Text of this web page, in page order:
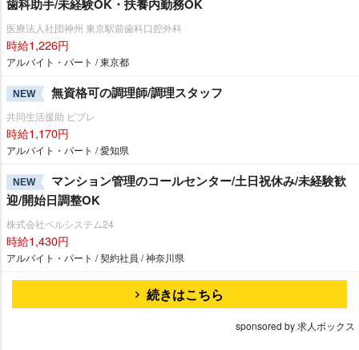
歯科助手/未経験OK・扶養内勤務OK
医療法人社団神州 東京駅前歯科口腔外科
時給1,226円
アルバイト・パート / 東京都
NEW 無資格可の調理師/調理スタッフ
共同生活援助 ビブレ
時給1,170円
アルバイト・パート / 愛知県
NEW
マンション管理のコールセンター/土日祝休み/未経験歓
迎/開始日調整OK
株式会社ベルシステム24
時給1,430円
アルバイト・パート / 契約社員 / 神奈川県
続きはこちら
sponsored by 求人ボックス